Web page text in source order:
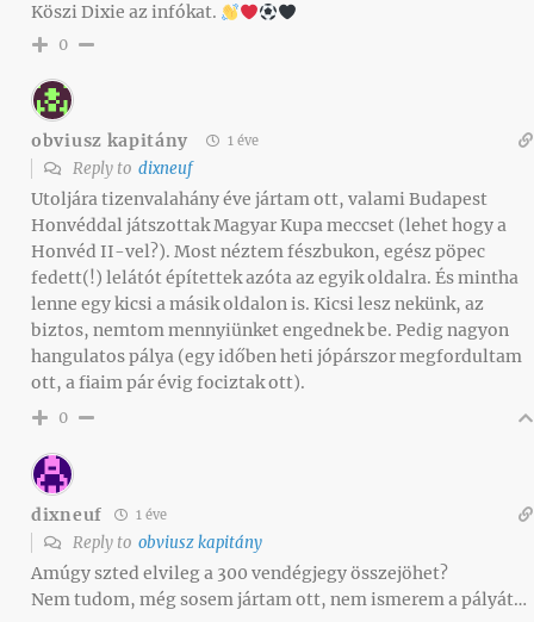
Köszi Dixie az infókat.
0
obviusz kapitány 1 éve
Reply to dixneuf
Utoljára tizenvalahány éve jártam ott, valami Budapest
Honvéddal játszottak Magyar Kupa meccset (lehet hogy a
Honvéd II-vel?). Most néztem fészbukon, egész pöpec
fedett(!) lelátót építettek azóta az egyik oldalra. És mintha
lenne egy kicsi a másik oldalon is. Kicsi lesz nekünk, az
biztos, nemtom mennyiünket engednek be. Pedig nagyon
hangulatos pálya (egy időben heti jópárszor megfordultam
ott, a fiaim pár évig fociztak ott).
0
dixneuf 1 éve
Reply to obviusz kapitány
Amúgy szted elvileg a 300 vendégjegy összejöhet?
Nem tudom, még sosem jártam ott, nem ismerem a pályát…